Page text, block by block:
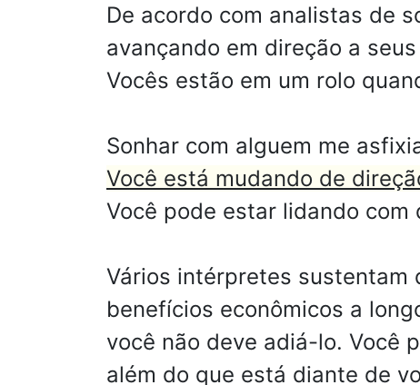
De acordo com analistas de
avançando em direção a
Vocês estão em um rolo
Sonhar com alguem me
Você está mudando de
Você pode estar lidando
Vários intérpretes sustentam
benefícios econômicos a
você não deve adiá-lo. Você
além do que está diante de